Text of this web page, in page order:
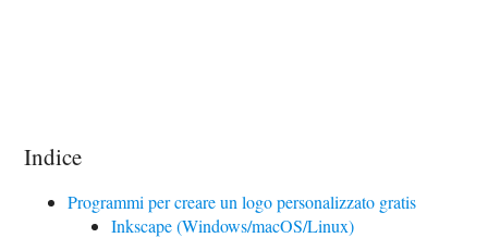
Indice
Programmi per creare un logo personalizzato gratis
Inkscape (Windows/macOS/Linux)